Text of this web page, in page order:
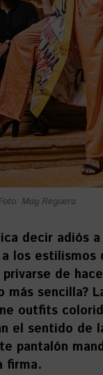
May Reguera
decir adiós
los estilismos
de
más sencilla?
outfits
el sentido de
pantalón
firma.